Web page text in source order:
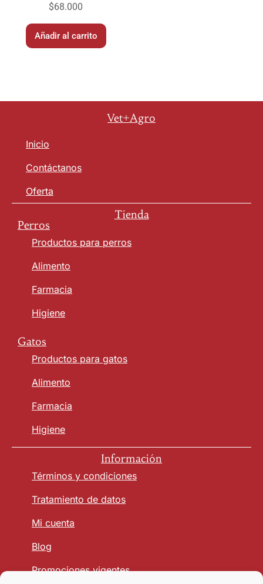
$68.000
Añadir al carrito
Vet+Agro
Inicio
Contáctanos
Oferta
Tienda
Perros
Productos para perros
Alimento
Farmacia
Higiene
Gatos
Productos para gatos
Alimento
Farmacia
Higiene
Información
Términos y condiciones
Tratamiento de datos
Mi cuenta
Blog
Promociones vigentes